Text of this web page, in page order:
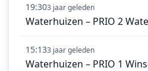
19:303 jaar geleden
Waterhuizen – PRIO 2
15:133 jaar geleden
Waterhuizen – PRIO 1